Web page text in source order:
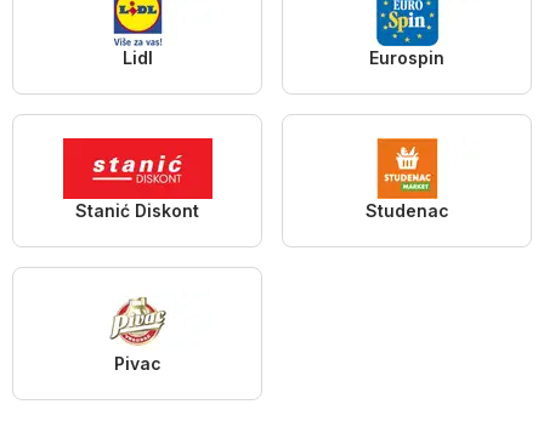
Lidl Eurospin
Stanić Diskont Studenac
Pivac